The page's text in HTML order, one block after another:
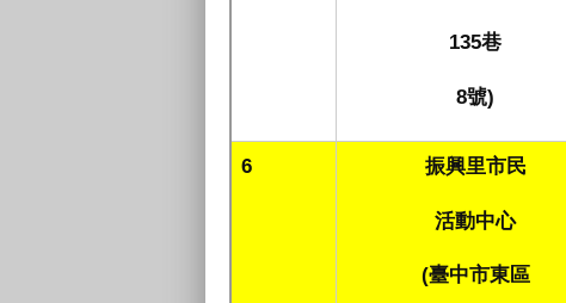
135巷
8號)
6 振興里市民
活動中心
(臺中市東區